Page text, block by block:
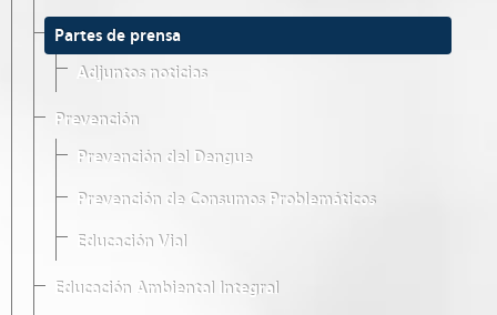
Partes de prensa
Adjuntos noticias
Prevención
Prevención del Dengue
Prevención de Consumos Problemáticos
Educación Vial
Educación Ambiental Integral